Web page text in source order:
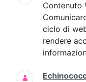
Contenuto
ciclo di
rendere